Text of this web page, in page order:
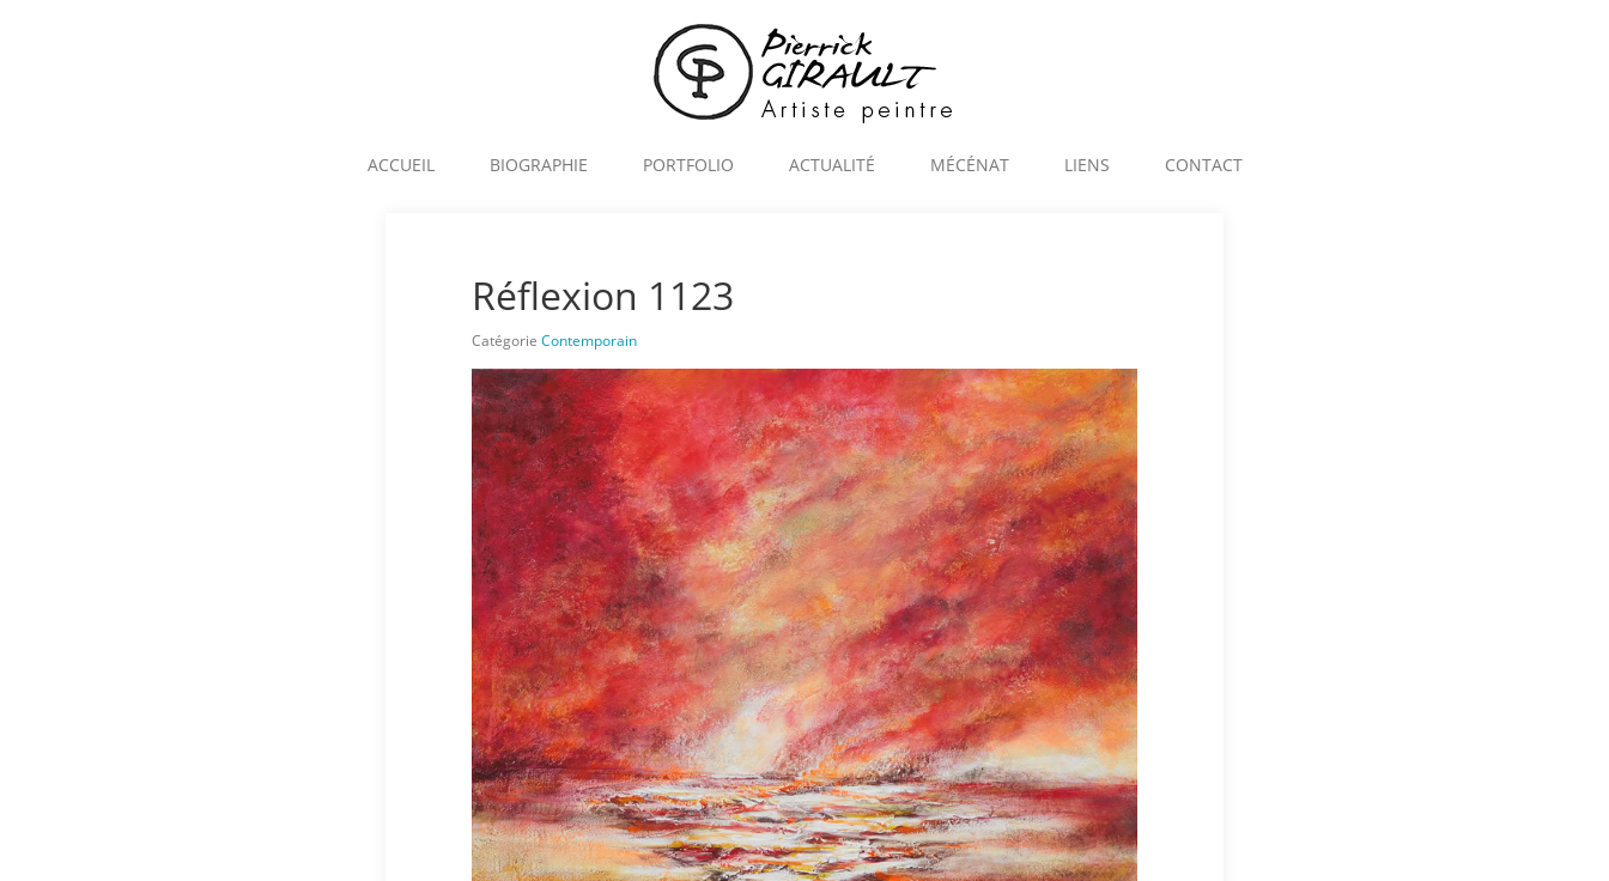
ACCUEIL BIOGRAPHIE PORTFOLIO ACTUALITÉ MÉCÉNAT LIENS CONTACT
Réflexion 1123
Catégorie Contemporain